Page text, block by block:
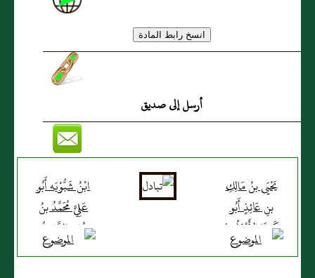
أرسل إلى صديق
يَحْيَى بنُ مَالِكِ
بنِ عَائِذٍ أَبُو
زَكَرِيَّا الأَنْدَلُسِيُّ
ابْنُ شَبُّوْيَه أَبُو
عَلِيٍّ مُحَمَّدُ بنُ
عُمَرَ الشَّبَوِيُّ